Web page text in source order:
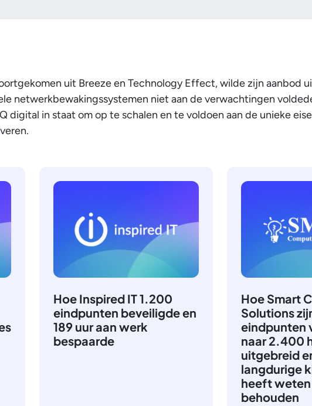
uit Breeze en Technology Effect, wilde zijn aanbod
netwerkbewakingssystemen niet aan de verwachtingen
digital in staat om op te schalen en te voldoen aan de unieke
Hoe Inspired IT 1.200
eindpunten beveiligde en
189 uur aan werk
bespaarde
Hoe Smart
Solutions
eindpunten
naar 2.400
uitgebreid
langdurige
heeft
behouden